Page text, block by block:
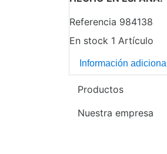
Referencia 984138
En stock 1 Artículo
Información adicional
Productos
Nuestra empresa